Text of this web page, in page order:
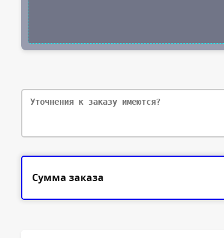
Лён белый фактурный (Китай), 300 гр.
Сумма заказа